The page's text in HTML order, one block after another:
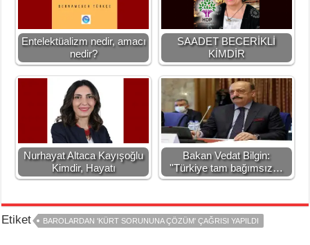
Entelektüalizm nedir, amacı
nedir?
SAADET BECERİKLİ
KİMDİR
Nurhayat Altaca Kayışoğlu
Kimdir, Hayatı
Bakan Vedat Bilgin:
''Türkiye tam bağımsız…
Etiket BAROLARDAN 'KÜRT SORUNUNA ÇÖZÜM' ÇAĞRISI YAPILDI